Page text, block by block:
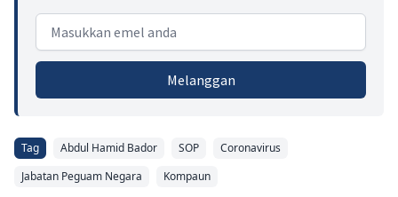
Email address
Melanggan
Tag Abdul Hamid Bador SOP
Coronavirus
Jabatan Peguam Negara
Kompaun